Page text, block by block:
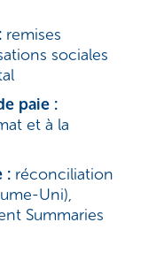
remises
sociales
paie :
et à la
:réconciliation
Uni),
Summaries